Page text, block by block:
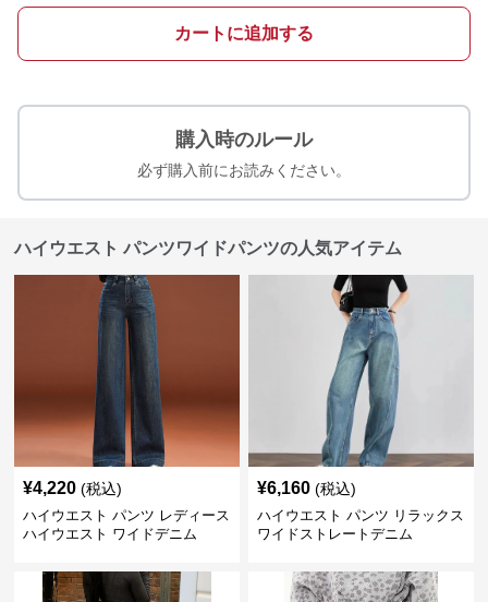
カートに追加する
購入時のルール
必ず購入前にお読みください。
ハイウエスト パンツワイドパンツの人気アイテム
¥4,220 (税込)
ハイウエスト パンツ レディース
ハイウエスト ワイドデニム
¥6,160 (税込)
ハイウエスト パンツ リラックス
ワイドストレートデニム